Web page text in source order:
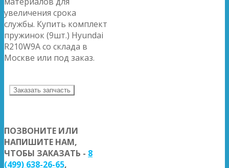
увеличения срока
службы. Купить комплект
пружинок (9шт.) Hyundai
R210W9A со склада в
Москве или под заказ.
Заказать запчасть
ПОЗВОНИТЕ ИЛИ
НАПИШИТЕ НАМ,
ЧТОБЫ ЗАКАЗАТЬ - 8
(499) 638-26-65,